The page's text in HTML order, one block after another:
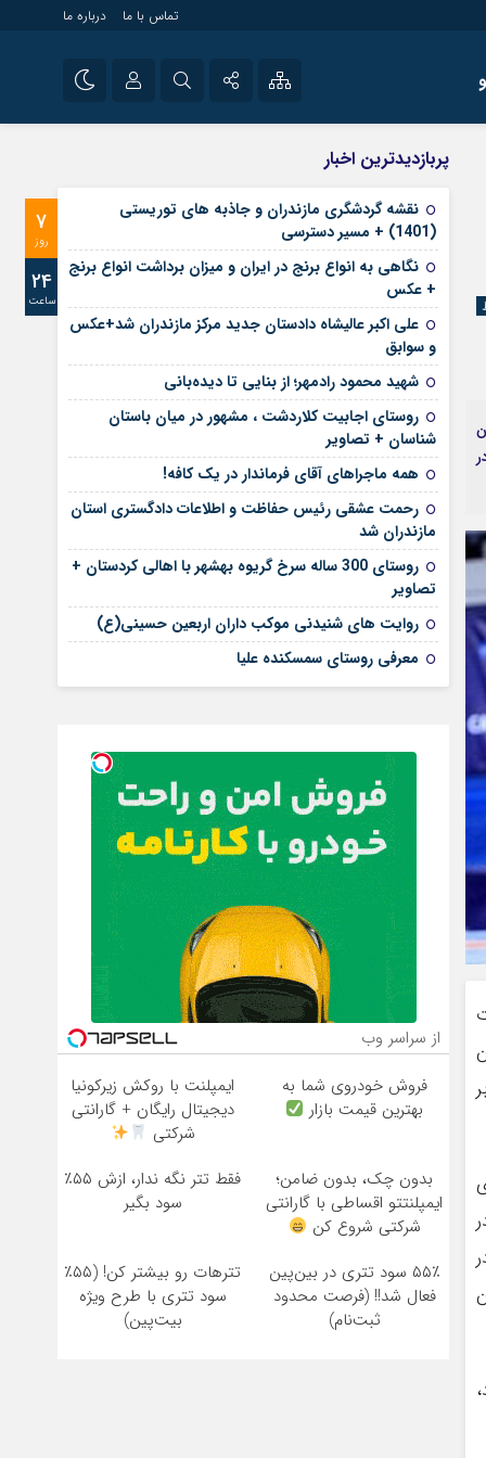
تماس با ما درباره ما
آپارات
رمز عبور
مرا به خاطر بسپار
راه اندازی سایت و
سایت های خبری و
پربازدیدترین اخبار
7
روز
24
ساعت
نقشه گردشگری مازندران و جاذبه های توریستی
(1401) + مسیر دسترسی
نگاهی به انواع برنج در ایران و میزان برداشت انواع برنج
+ عکس
علی‌ اکبر عالیشاه دادستان جدید مرکز مازندران شد+عکس
و سوابق
شهید محمود رادمهر؛ از بنایی تا دیده‌بانی
روستای اجابیت کلاردشت ، مشهور در میان باستان
شناسان + تصاویر
همه ماجراهای آقای فرماندار در یک کافه!
رحمت عشقی رئیس حفاظت و اطلاعات دادگستری استان
مازندران شد
روستای 300 ساله سرخ ‌گریوه بهشهر با اهالی کردستان +
تصاویر
روایت های شنیدنی موکب داران اربعین حسینی(ع)
معرفی روستای سمسکنده علیا
از سراسر وب
فروش خودروی شما به
بهترین قیمت بازار
ایمپلنت با روکش زیرکونیا
دیجیتال رایگان + گارانتی
شرکتی
بدون چک، بدون ضامن؛
ایمپلنتتو اقساطی با گارانتی
شرکتی شروع کن
فقط تتر نگه ندار، ازش ۵۵٪
سود بگیر
۵۵٪ سود تتری در بین‌پین
فعال شد!! (فرصت محدود
ثبت‌نام)
تترهات رو بیشتر کن! (۵۵٪
سود تتری با طرح ویژه
بیت‌پین)